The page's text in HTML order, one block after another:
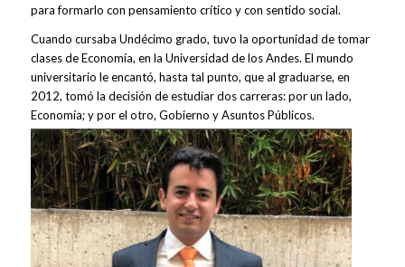
para formarlo con pensamiento crítico y con sentido social.
Cuando cursaba Undécimo grado, tuvo la oportunidad de tomar
clases de Economía, en la Universidad de los Andes. El mundo
universitario le encantó, hasta tal punto, que al graduarse, en
2012, tomó la decisión de estudiar dos carreras: por un lado,
Economía; y por el otro, Gobierno y Asuntos Públicos.